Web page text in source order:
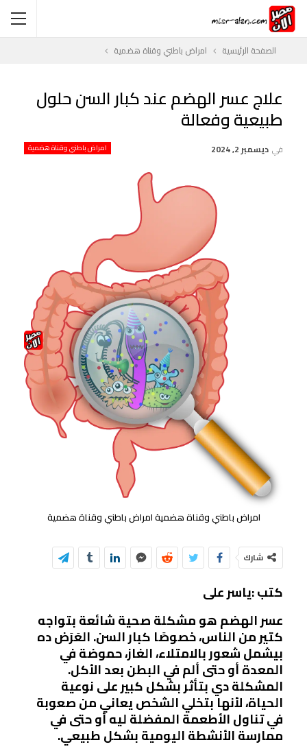
الصفحة الرئيسية امراض باطني وقناة هضمية
علاج عسر الهضم عند كبار السن حلول
طبيعية وفعالة
امراض باطني وقناة هضمية في ديسمبر 2, 2024
امراض باطني وقناة هضمية امراض باطني وقناة هضمية
شارك
كتب :ياسر على
عسر الهضم هو مشكلة صحية شائعة بتواجه
كتير من الناس، خصوصًا كبار السن. العَرَض ده
بيشمل شعور بالامتلاء، الغاز، حموضة في
المعدة أو حتى ألم في البطن بعد الأكل.
المشكلة دي بتأثر بشكل كبير على نوعية
الحياة، لأنها بتخلي الشخص يعاني من صعوبة
في تناول الأطعمة المفضلة ليه أو حتى في
ممارسة الأنشطة اليومية بشكل طبيعي.